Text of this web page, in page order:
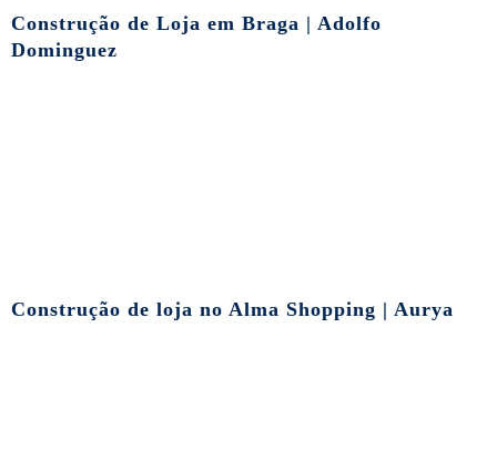
Construção de Loja em Braga | Adolfo
Dominguez
Construção de loja no Alma Shopping | Aurya